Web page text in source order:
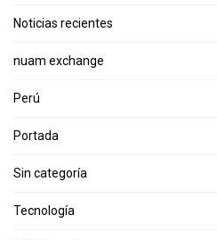
Noticias recientes
nuam exchange
Perú
Portada
Sin categoría
Tecnología